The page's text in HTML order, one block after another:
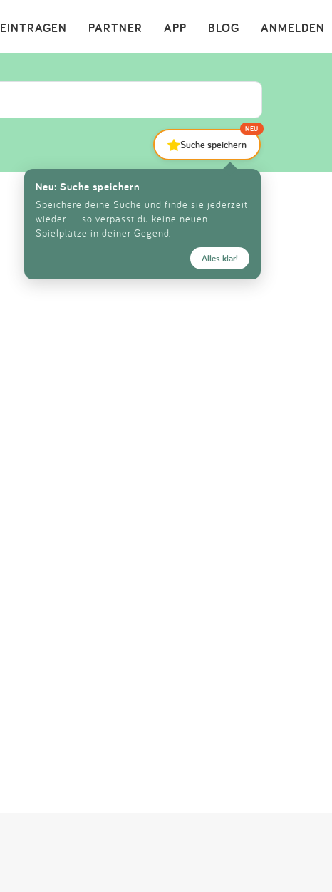
ANMELDEN
BLOG
APP
PARTNER
EINTRAGEN ×
Suche speichern
NEU
Neu: Suche speichern
Speichere deine Suche und finde sie jederzeit
wieder — so verpasst du keine neuen
Spielplätze in deiner Gegend.
Alles klar!